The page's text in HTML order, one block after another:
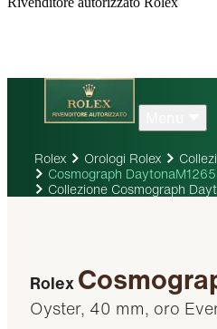
Rolex Orologi Rolex
Cosmograph
Collezione Cosmograph
Rolex
Oyster, 40 mm, oro